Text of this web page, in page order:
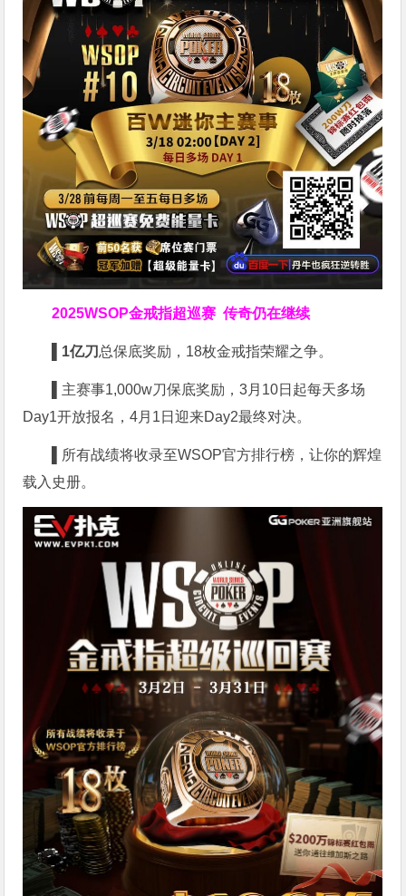
2025WSOP金戒指超巡赛传奇仍在继续
1亿刀 总保底奖励，18枚金戒指荣耀之争。
主赛事1,000w刀保底奖励，3月10日起每天多场
Day1开放报名，4月1日迎来Day2最终对决。
所有战绩将收录至WSOP官方排行榜，让你的辉煌
载入史册。